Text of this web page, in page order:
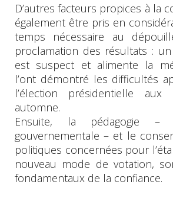
D’autres facteurs propices à la
également être pris en
temps nécessaire au
proclamation des résultats :
est suspect et alimente la
l’ont démontré les difficultés
l’élection présidentielle aux
automne.
Ensuite, la pédagogie –
gouvernementale – et le
politiques concernées pour
nouveau mode de votation,
fondamentaux de la confiance.